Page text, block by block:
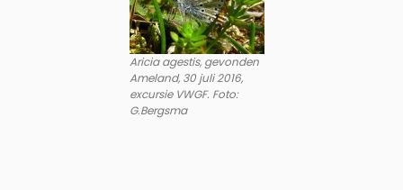
Aricia agestis, gevonden
Ameland, 30 juli 2016,
excursie VWGF. Foto:
G.Bergsma